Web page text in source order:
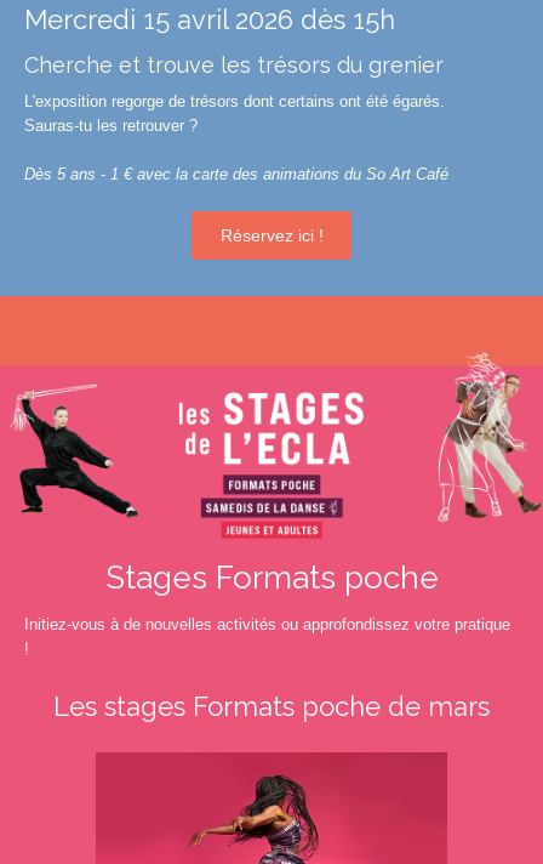
Mercredi 15 avril 2026 dès 15h
Cherche et trouve les trésors du grenier
L'exposition regorge de trésors dont certains ont été égarés.
Sauras-tu les retrouver ?
Dès 5 ans - 1 € avec la carte des animations du So Art Café
Réservez ici !
Stages Formats poche
Initiez-vous à de nouvelles activités ou approfondissez votre pratique
!
Les stages Formats poche de mars